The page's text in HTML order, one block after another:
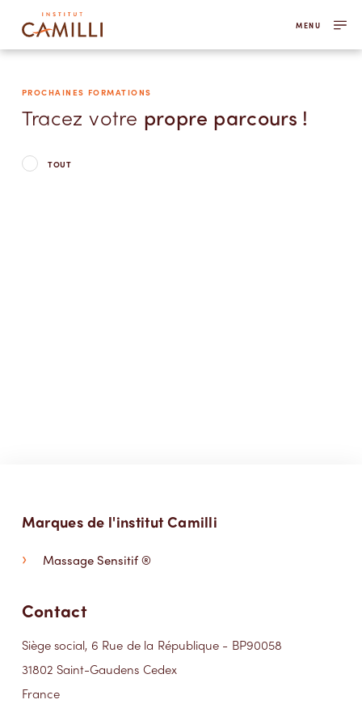
MENU
PROCHAINES FORMATIONS
Tracez votre propre parcours !
TOUT
Marques de l'institut Camilli
Massage Sensitif ®
Contact
Siège social, 6 Rue de la République - BP90058
31802 Saint-Gaudens Cedex
France